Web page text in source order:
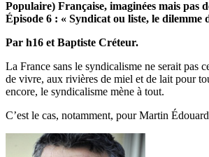
Populaire) Française, imaginées mais pas
Épisode 6 : « Syndicat ou liste, le dilemme
Par h16 et Baptiste Créteur.
La France sans le syndicalisme ne serait pas
de vivre, aux rivières de miel et de lait pour
encore, le syndicalisme mène à tout.
C’est le cas, notamment, pour Martin